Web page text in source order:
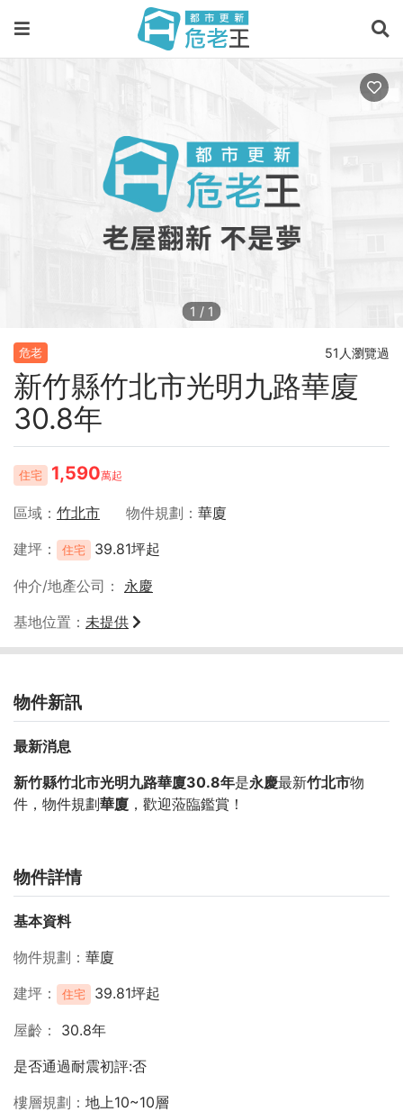
1 / 1
危老 51人瀏覽過
新竹縣竹北市光明九路華廈
30.8年
住宅 1,590萬起
區域 竹北市 物件規劃
華廈
建坪
住宅 39.81坪起
仲介/地產公司
永慶
基地位置
未提供
物件新訊
最新消息
新竹縣竹北市光明九路華廈30.8年是永慶最新竹北市物
件，物件規劃華廈 ，歡迎蒞臨鑑賞！
物件詳情
基本資料
物件規劃
華廈
建坪
住宅 39.81坪起
屋齡
30.8年
是否通過耐震初評:否
樓層規劃
地上10~10層